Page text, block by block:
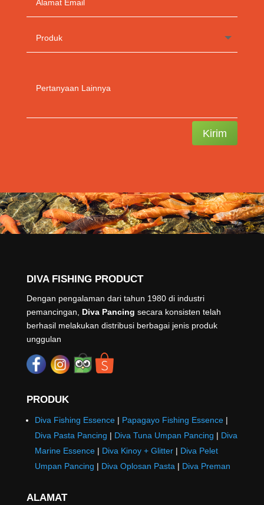
Kirim
DIVA FISHING PRODUCT
Dengan pengalaman dari tahun 1980 di industri
pemancingan, Diva Pancing secara konsisten telah
berhasil melakukan distribusi berbagai jenis produk
unggulan
PRODUK
Diva Fishing Essence| Papagayo Fishing Essence|
Diva Pasta Pancing | Diva Tuna Umpan Pancing | Diva
Marine Essence| Diva Kinoy + Glitter| Diva Pelet
Umpan Pancing | Diva Oplosan Pasta | Diva Preman
ALAMAT